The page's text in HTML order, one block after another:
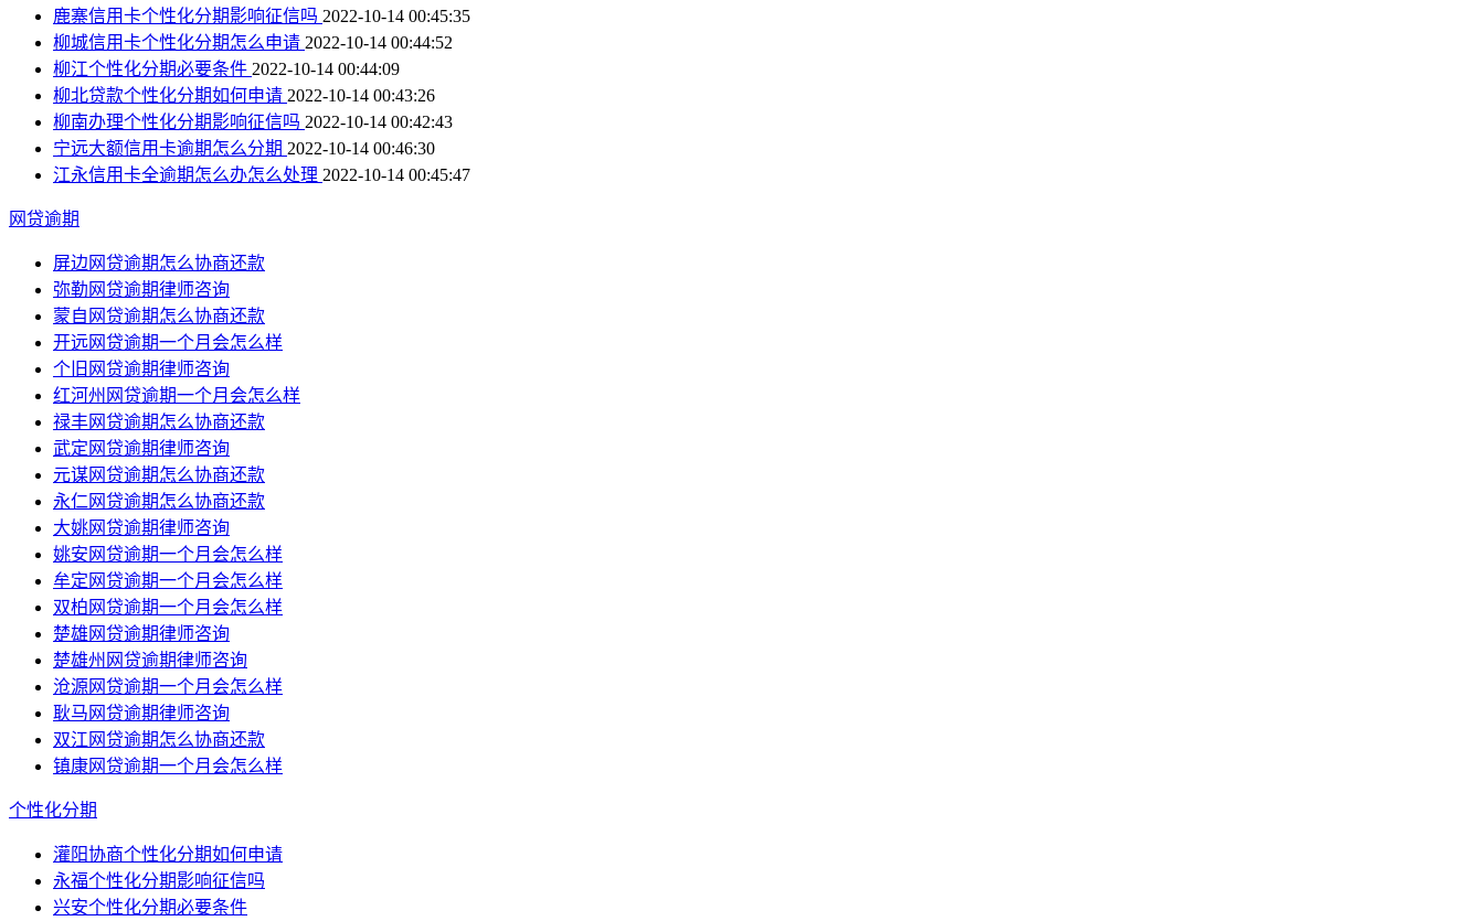
鹿寨信用卡个性化分期影响征信吗 2022-10-14 00:45:35
柳城信用卡个性化分期怎么申请 2022-10-14 00:44:52
柳江个性化分期必要条件 2022-10-14 00:44:09
柳北贷款个性化分期如何申请 2022-10-14 00:43:26
柳南办理个性化分期影响征信吗 2022-10-14 00:42:43
宁远大额信用卡逾期怎么分期 2022-10-14 00:46:30
江永信用卡全逾期怎么办怎么处理 2022-10-14 00:45:47
网贷逾期
屏边网贷逾期怎么协商还款
弥勒网贷逾期律师咨询
蒙自网贷逾期怎么协商还款
开远网贷逾期一个月会怎么样
个旧网贷逾期律师咨询
红河州网贷逾期一个月会怎么样
禄丰网贷逾期怎么协商还款
武定网贷逾期律师咨询
元谋网贷逾期怎么协商还款
永仁网贷逾期怎么协商还款
大姚网贷逾期律师咨询
姚安网贷逾期一个月会怎么样
牟定网贷逾期一个月会怎么样
双柏网贷逾期一个月会怎么样
楚雄网贷逾期律师咨询
楚雄州网贷逾期律师咨询
沧源网贷逾期一个月会怎么样
耿马网贷逾期律师咨询
双江网贷逾期怎么协商还款
镇康网贷逾期一个月会怎么样
个性化分期
灌阳协商个性化分期如何申请
永福个性化分期影响征信吗
兴安个性化分期必要条件